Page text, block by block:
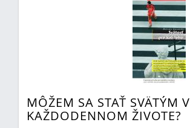
MÔŽEM SA STAŤ SVÄTÝM V
KAŽDODENNOM ŽIVOTE?